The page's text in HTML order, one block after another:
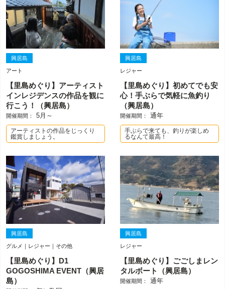
興居島
アート
【里島めぐり】アーティスト
インレジデンスの作品を観に
行こう！（興居島）
開催期間： 5月～
アーティストの作品をじっくり
鑑賞しましょう。
興居島
レジャー
【里島めぐり】初めてでも安
心！手ぶらで気軽に魚釣り
（興居島）
開催期間： 通年
手ぶらで来ても、釣りが楽しめ
るなんて最高！
興居島
グルメ｜レジャー｜その他
【里島めぐり】D1
GOGOSHIMA EVENT（興居
島）
興居島
レジャー
【里島めぐり】ごごしまレン
タルボート（興居島）
開催期間： 通年